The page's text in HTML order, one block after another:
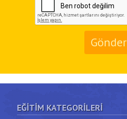
Gönder
EĞITIM KATEGORILERI